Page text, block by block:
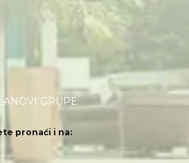
GRUPE
pronaći i na: